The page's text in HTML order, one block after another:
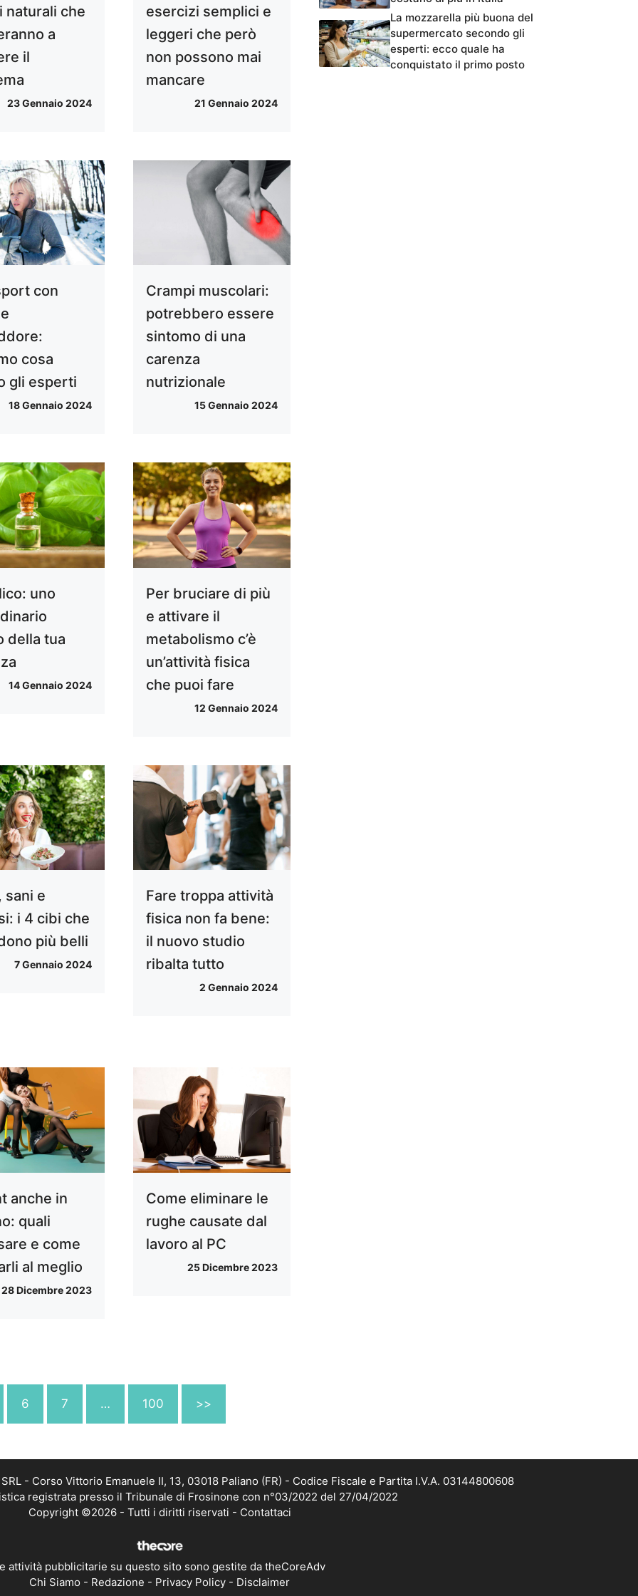
naturali che
a
il
23 Gennaio 2024
esercizi semplici e
leggeri che però
non possono mai
mancare
21 Gennaio 2024
con
cosa
gli esperti
18 Gennaio 2024
Crampi muscolari:
potrebbero essere
sintomo di una
carenza
nutrizionale
15 Gennaio 2024
uno
della tua
14 Gennaio 2024
Per bruciare di più
e attivare il
metabolismo c’è
un’attività fisica
che puoi fare
12 Gennaio 2024
sani e
i 4 cibi che
più belli
7 Gennaio 2024
Fare troppa attività
fisica non fa bene:
il nuovo studio
ribalta tutto
2 Gennaio 2024
anche in
quali
e come
al meglio
28 Dicembre 2023
Come eliminare le
rughe causate dal
lavoro al PC
25 Dicembre 2023
6 7 … 100 >>
La mozzarella più buona del
supermercato secondo gli
esperti: ecco quale ha
conquistato il primo posto
- Corso Vittorio Emanuele II, 13, 03018 Paliano (FR) - Codice Fiscale e Partita I.V.A. 03144800608
registrata presso il Tribunale di Frosinone con n°03/2022 del 27/04/2022
Copyright ©2026 - Tutti i diritti riservati - Contattaci
attività pubblicitarie su questo sito sono gestite da theCoreAdv
Chi Siamo - Redazione - Privacy Policy - Disclaimer